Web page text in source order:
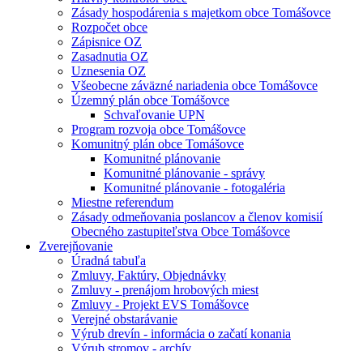
Zásady hospodárenia s majetkom obce Tomášovce
Rozpočet obce
Zápisnice OZ
Zasadnutia OZ
Uznesenia OZ
Všeobecne záväzné nariadenia obce Tomášovce
Územný plán obce Tomášovce
Schvaľovanie UPN
Program rozvoja obce Tomášovce
Komunitný plán obce Tomášovce
Komunitné plánovanie
Komunitné plánovanie - správy
Komunitné plánovanie - fotogaléria
Miestne referendum
Zásady odmeňovania poslancov a členov komisií
Obecného zastupiteľstva Obce Tomášovce
Zverejňovanie
Úradná tabuľa
Zmluvy, Faktúry, Objednávky
Zmluvy - prenájom hrobových miest
Zmluvy - Projekt EVS Tomášovce
Verejné obstarávanie
Výrub drevín - informácia o začatí konania
Výrub stromov - archív